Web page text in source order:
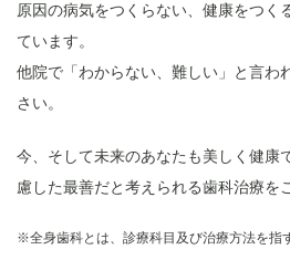
原因の病気をつくらない、健康をつく
ています。
他院で「わからない、難しい」と言わ
さい。
今、そして未来のあなたも美しく健康
慮した最善だと考えられる歯科治療を
※全身歯科とは、診療科目及び治療方法を指